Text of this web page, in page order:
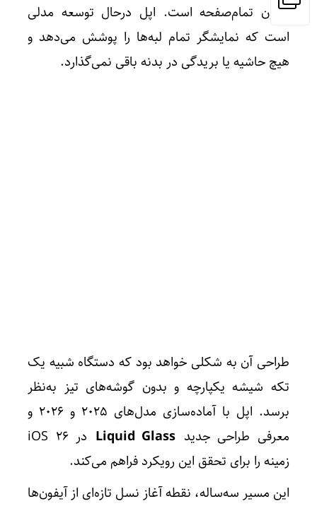
آیفون تمام‌صفحه است. اپل درحال توسعه مدلی
است که نمایشگر تمام لبه‌ها را پوشش می‌دهد و
هیچ حاشیه یا بریدگی در بدنه باقی نمی‌گذارد.
طراحی آن به شکلی خواهد بود که دستگاه شبیه یک
تکه شیشه یکپارچه و بدون گوشه‌های تیز به‌نظر
برسد. اپل با آماده‌سازی مدل‌های ۲۰۲۵ و ۲۰۲۶ و
معرفی طراحی جدید Liquid Glass
در iOS ۲۶
زمینه را برای تحقق این رویکرد فراهم می‌کند.
این مسیر سه‌ساله، نقطه آغاز نسل تازه‌ای از آیفون‌ها